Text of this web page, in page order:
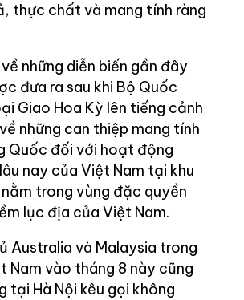
thực chất và mang tính ràng
những diễn biến gần đây
đưa ra sau khi Bộ Quốc
Giao Hoa Kỳ lên tiếng cảnh
những can thiệp mang tính
Quốc đối với hoạt động
nay của Việt Nam tại khu
trong vùng đặc quyền
lục địa của Việt Nam.
Australia và Malaysia trong
Nam vào tháng 8 này cũng
tại Hà Nội kêu gọi không